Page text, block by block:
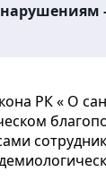
РК « О